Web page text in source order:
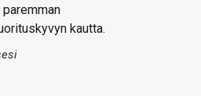
paremman
kautta.